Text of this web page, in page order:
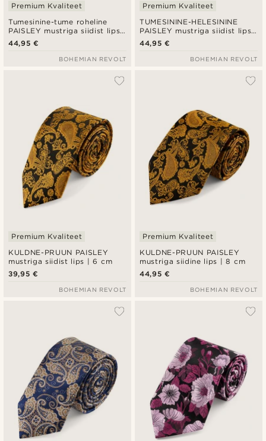
Tumesinine-tume roheline
PAISLEY mustriga siidist lips |
8 cm
Premium Kvaliteet
44,95 €
BOHEMIAN REVOLT
TUMESININE-HELESININE
PAISLEY mustriga siidist lips |
8 cm
Premium Kvaliteet
44,95 €
BOHEMIAN REVOLT
KULDNE-PRUUN PAISLEY
mustriga siidist lips | 6 cm
Premium Kvaliteet
39,95 €
BOHEMIAN REVOLT
KULDNE-PRUUN PAISLEY
mustriga siidine lips | 8 cm
Premium Kvaliteet
44,95 €
BOHEMIAN REVOLT